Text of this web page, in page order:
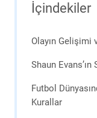
İçindekiler
Olayın Gelişimi
Shaun
Futbol
Kurallar